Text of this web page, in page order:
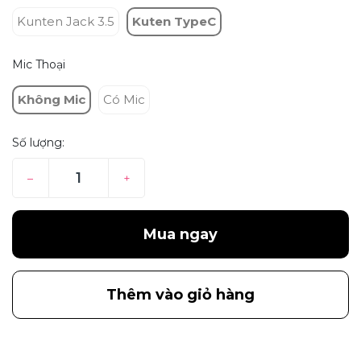
Kunten Jack 3.5 Kuten TypeC
Mic Thoại
Không Mic Có Mic
Số lượng:
– +
Mua ngay
Thêm vào giỏ hàng